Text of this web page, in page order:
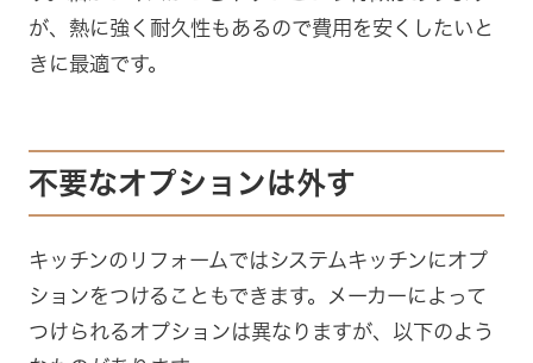
が、熱に強く耐久性もあるので費用を安くしたいと
きに最適です。
不要なオプションは外す
キッチンのリフォームではシステムキッチンにオプ
ションをつけることもできます。メーカーによって
つけられるオプションは異なりますが、以下のよう